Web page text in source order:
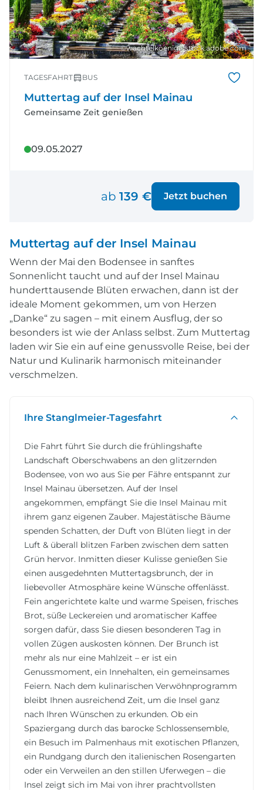
©wachtelkoenig - stock.adobe.com
TAGESFAHRT BUS
Muttertag auf der Insel Mainau
Gemeinsame Zeit genießen
09.05.2027
ab 139 € Jetzt buchen
Muttertag auf der Insel Mainau
Wenn der Mai den Bodensee in sanftes
Sonnenlicht taucht und auf der Insel Mainau
hunderttausende Blüten erwachen, dann ist der
ideale Moment gekommen, um von Herzen
„Danke“ zu sagen – mit einem Ausflug, der so
besonders ist wie der Anlass selbst. Zum Muttertag
laden wir Sie ein auf eine genussvolle Reise, bei der
Natur und Kulinarik harmonisch miteinander
verschmelzen.
Ihre Stanglmeier-Tagesfahrt
Die Fahrt führt Sie durch die frühlingshafte
Landschaft Oberschwabens an den glitzernden
Bodensee, von wo aus Sie per Fähre entspannt zur
Insel Mainau übersetzen. Auf der Insel
angekommen, empfängt Sie die Insel Mainau mit
ihrem ganz eigenen Zauber. Majestätische Bäume
spenden Schatten, der Duft von Blüten liegt in der
Luft & überall blitzen Farben zwischen dem satten
Grün hervor. Inmitten dieser Kulisse genießen Sie
einen ausgedehnten Muttertagsbrunch, der in
liebevoller Atmosphäre keine Wünsche offenlässt.
Fein angerichtete kalte und warme Speisen, frisches
Brot, süße Leckereien und aromatischer Kaffee
sorgen dafür, dass Sie diesen besonderen Tag in
vollen Zügen auskosten können. Der Brunch ist
mehr als nur eine Mahlzeit – er ist ein
Genussmoment, ein Innehalten, ein gemeinsames
Feiern. Nach dem kulinarischen Verwöhnprogramm
bleibt Ihnen ausreichend Zeit, um die Insel ganz
nach Ihren Wünschen zu erkunden. Ob ein
Spaziergang durch das barocke Schlossensemble,
ein Besuch im Palmenhaus mit exotischen Pflanzen,
ein Rundgang durch den italienischen Rosengarten
oder ein Verweilen an den stillen Uferwegen – die
Insel zeigt sich im Mai von ihrer prachtvollsten